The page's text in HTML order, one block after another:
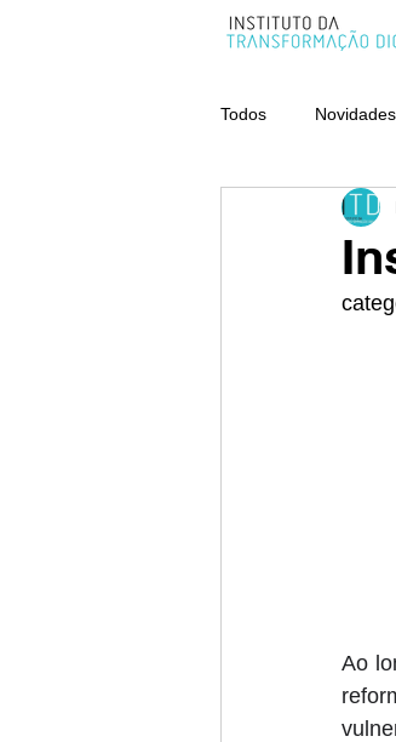
Todos Novidades
AWARDS -
Ao